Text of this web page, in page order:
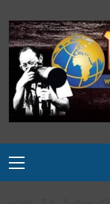
to
content
Menu